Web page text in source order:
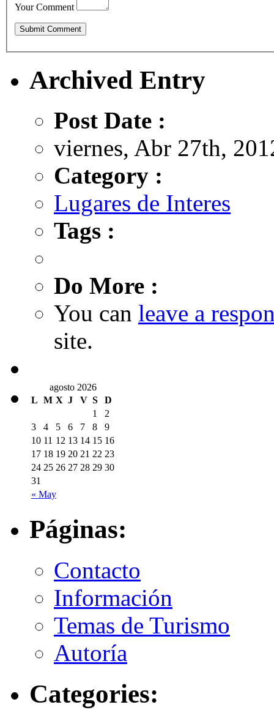
Your Comment
Archived Entry
Post Date :
viernes, Abr 27th,
Category :
Lugares de Interes
Tags :
Do More :
You can leave a
site.
agosto 2026
L M X J V S D
« May
1
2
3
4 5 6 7 8
9
10 11 12 13 14 15 16
17 18 19 20 21 22 23
24 25 26 27 28 29 30
31
Páginas:
Contacto
Información
Temas de Turismo
Autoría
Categories: